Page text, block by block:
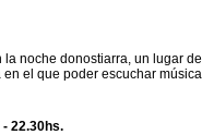
noche donostiarra, un lugar de
el que poder escuchar música
- 22.30hs.